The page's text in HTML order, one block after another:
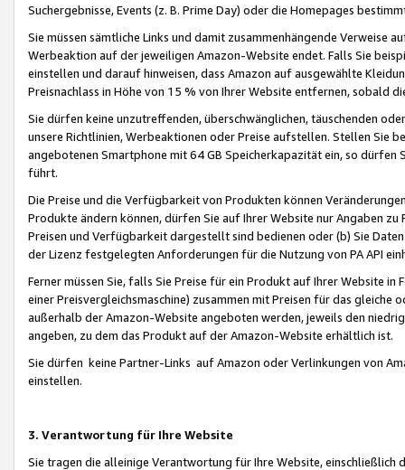
Suchergebnisse, Events (z. B. Prime Day) oder die Homepages
Sie müssen sämtliche Links und damit zusammenhängende
Werbeaktion auf der jeweiligen Amazon-Website endet. Falls Sie
einstellen und darauf hinweisen, dass Amazon auf ausgewählte
Preisnachlass in Höhe von 15 % von Ihrer Website entfernen, sobald
Sie dürfen keine unzutreffenden, überschwänglichen, täuschenden
unsere Richtlinien, Werbeaktionen oder Preise aufstellen. Stellen Sie
angebotenen Smartphone mit 64 GB Speicherkapazität ein, so dürfen
führt.
Die Preise und die Verfügbarkeit von Produkten können
Produkte ändern können, dürfen Sie auf Ihrer Website nur Angaben
Preisen und Verfügbarkeit dargestellt sind bedienen oder (b) Sie
der Lizenz festgelegten Anforderungen für die Nutzung von PA API
Ferner müssen Sie, falls Sie Preise für ein Produkt auf Ihrer Website
einer Preisvergleichsmaschine) zusammen mit Preisen für das
außerhalb der Amazon-Website angeboten werden, jeweils den
angeben, zu dem das Produkt auf der Amazon-Website erhältlich ist.
Sie dürfen keine Partner-Links auf Amazon oder Verlinkungen von
einstellen.
3. Verantwortung für Ihre Website
Sie tragen die alleinige Verantwortung für Ihre Website,